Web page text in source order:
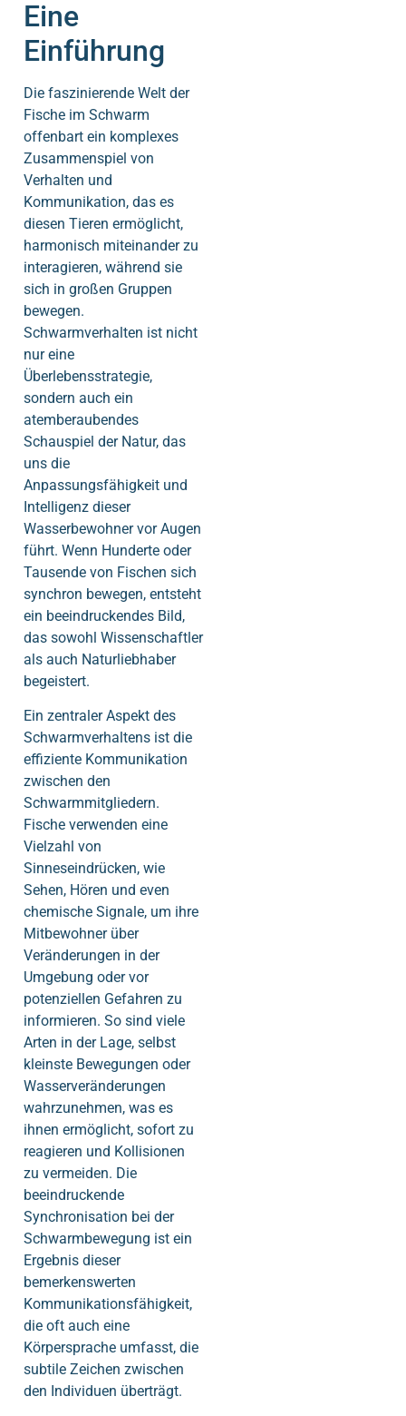
Eine
Einführung
Die faszinierende Welt der
Fische im Schwarm
offenbart ein komplexes
Zusammenspiel von
Verhalten und
Kommunikation, das es
diesen Tieren ermöglicht,
harmonisch miteinander zu
interagieren, während sie
sich in großen Gruppen
bewegen.
Schwarmverhalten ist nicht
nur eine
Überlebensstrategie,
sondern auch ein
atemberaubendes
Schauspiel der Natur, das
uns die
Anpassungsfähigkeit und
Intelligenz dieser
Wasserbewohner vor Augen
führt. Wenn Hunderte oder
Tausende von Fischen sich
synchron bewegen, entsteht
ein beeindruckendes Bild,
das sowohl Wissenschaftler
als auch Naturliebhaber
begeistert.
Ein zentraler Aspekt des
Schwarmverhaltens ist die
effiziente Kommunikation
zwischen den
Schwarmmitgliedern.
Fische verwenden eine
Vielzahl von
Sinneseindrücken, wie
Sehen, Hören und even
chemische Signale, um ihre
Mitbewohner über
Veränderungen in der
Umgebung oder vor
potenziellen Gefahren zu
informieren. So sind viele
Arten in der Lage, selbst
kleinste Bewegungen oder
Wasserveränderungen
wahrzunehmen, was es
ihnen ermöglicht, sofort zu
reagieren und Kollisionen
zu vermeiden. Die
beeindruckende
Synchronisation bei der
Schwarmbewegung ist ein
Ergebnis dieser
bemerkenswerten
Kommunikationsfähigkeit,
die oft auch eine
Körpersprache umfasst, die
subtile Zeichen zwischen
den Individuen überträgt.